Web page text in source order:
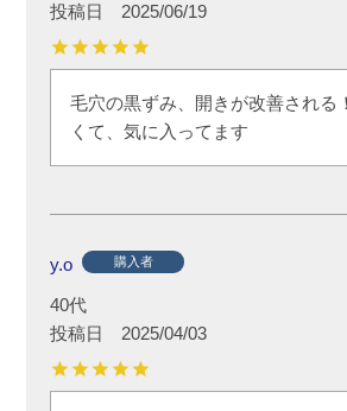
投稿日
2025/06/19
毛穴の黒ずみ、開きが改善される
くて、気に入ってます
y.o 購入者
40代
投稿日
2025/04/03